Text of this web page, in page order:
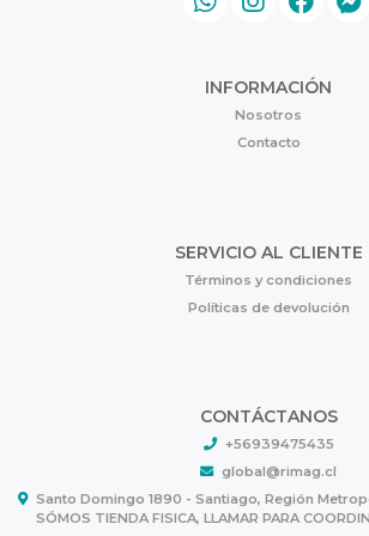
INFORMACIÓN
Nosotros
Contacto
SERVICIO AL CLIENTE
Términos y condiciones
Políticas de devolución
CONTÁCTANOS
+56939475435
global@rimag.cl
Santo Domingo 1890 - Santiago, Región
SÓMOS TIENDA FISICA, LLAMAR PARA